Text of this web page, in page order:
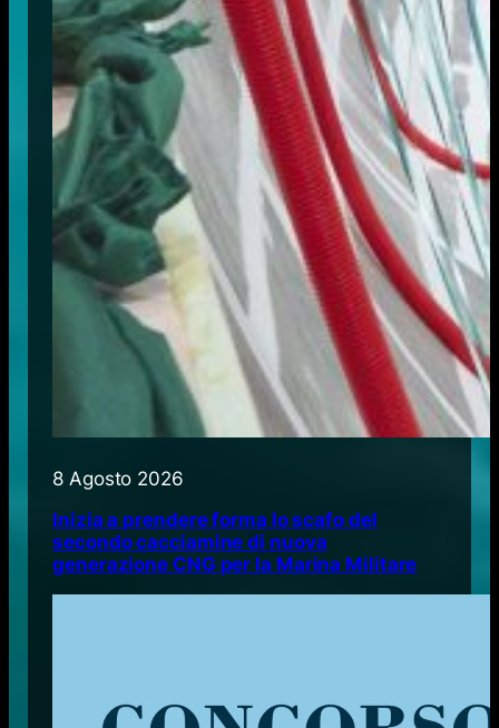
8 Agosto 2026
Inizia a prendere forma lo scafo del
secondo cacciamine di nuova
generazione CNG per la Marina Militare